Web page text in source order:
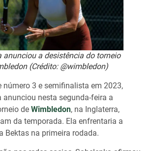
anunciou a desistência do torneio
(Crédito: @wimbledon)
número 3 e semifinalista em 2023,
anunciou nesta segunda-feira a
de Wimbledon, na Inglaterra,
da temporada. Ela enfrentaria a
Bektas na primeira rodada.